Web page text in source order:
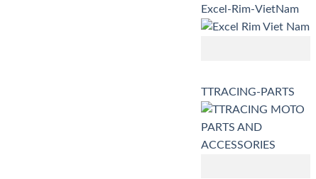
Excel-Rim-VietNam
TTRACING-PARTS